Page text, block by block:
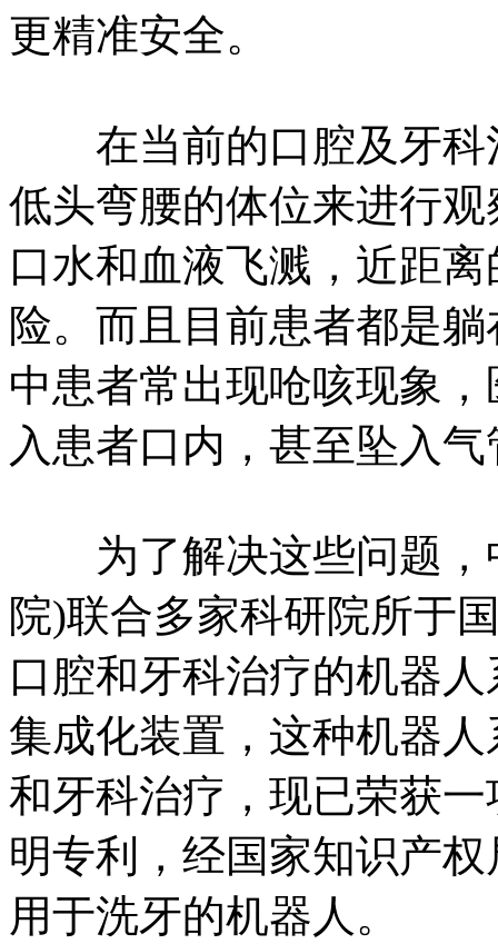
更精准安全。
在当前的口腔及牙科
低头弯腰的体位来进行
口水和血液飞溅，近距
险。而且目前患者都是
中患者常出现呛咳现象
入患者口内，甚至坠入
为了解决这些问题，
院)联合多家科研院所于
口腔和牙科治疗的机器
集成化装置，这种机器
和牙科治疗，现已荣获
明专利，经国家知识产
用于洗牙的机器人。